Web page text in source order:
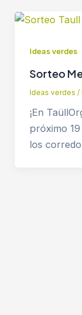
Ideas verdes
Sorteo
Ideas verdes /
¡En
próximo
los